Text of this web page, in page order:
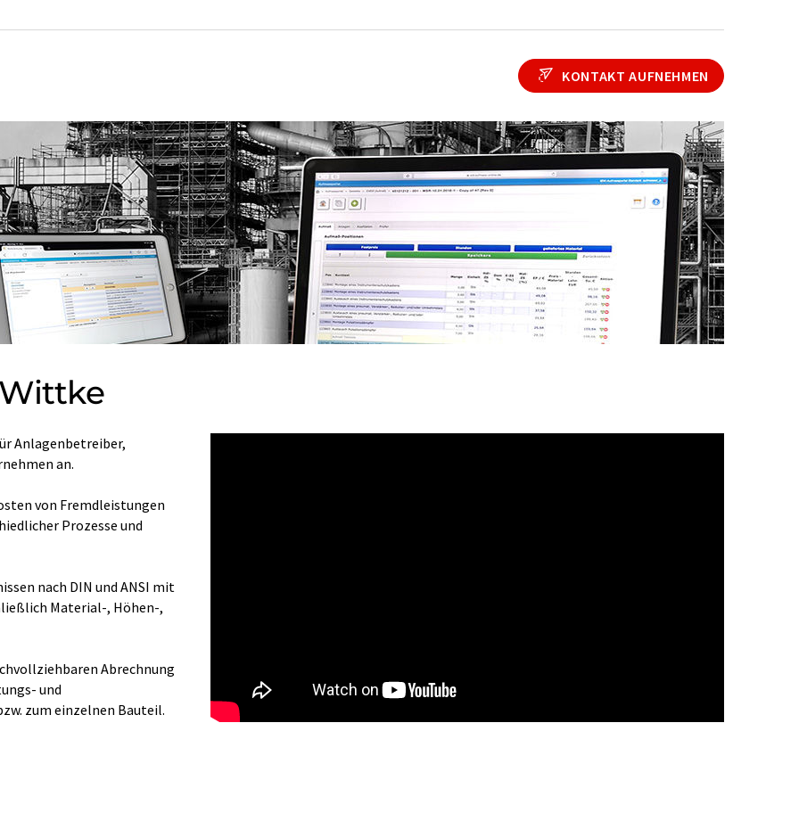
KONTAKT AUFNEHMEN
Anlagenbetreiber,
an.
von Fremdleistungen
Prozesse und
nach DIN und ANSI mit
Material-, Höhen-,
Abrechnung
und
zum einzelnen Bauteil.